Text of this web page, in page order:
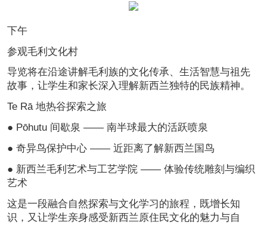
下午
参观毛利文化村
导览将在沿途讲解毛利族的文化传承、生活智慧与祖先
故事，让学生和家长深入理解新西兰独特的民族精神。
Te Rā 地热谷探索之旅
● Pōhutu 间歇泉 —— 南半球最大的活跃喷泉
● 奇异鸟保护中心 —— 近距离了解新西兰国鸟
● 新西兰毛利艺术与工艺学院 —— 体验传统雕刻与编织
艺术
这是一段融合自然探索与文化学习的旅程，既增长知
识，又让学生亲身感受新西兰原住民文化的魅力与自